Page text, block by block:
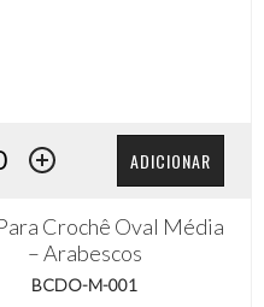
ADICIONAR
Crochê Oval Média
– Arabescos
BCDO-M-001